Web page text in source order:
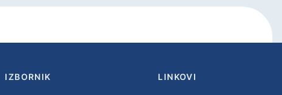
IZBORNIK LINKOVI